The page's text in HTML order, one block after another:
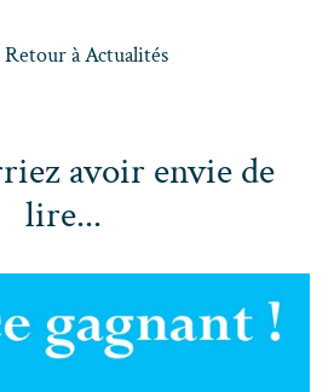
Retour à Actualités
avoir envie de
lire...